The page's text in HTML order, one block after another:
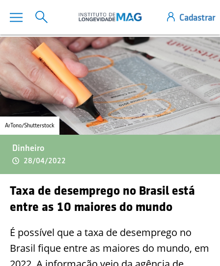
ArTono/Shutterstock
Dinheiro
28/04/2022
Taxa de desemprego no Brasil está
entre as 10 maiores do mundo
É possível que a taxa de desemprego no
Brasil fique entre as maiores do mundo, em